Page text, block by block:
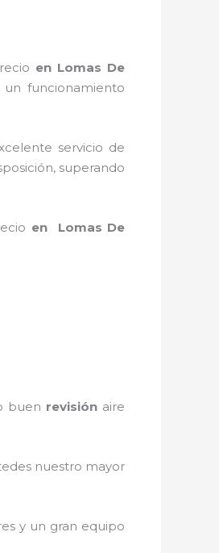
en Lomas De
funcionamiento
servicio de
superando
en Lomas De
buen revisión aire
nuestro mayor
y un gran equipo